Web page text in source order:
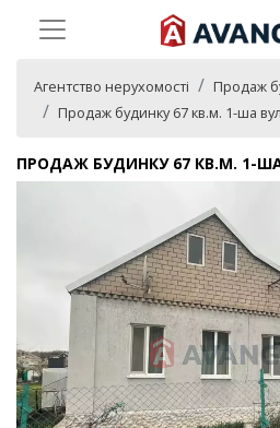
Агентство нерухомості
Продаж
Продаж будинку 67 кв.м. 1-ша
ПРОДАЖ БУДИНКУ 67 КВ.М. 1-